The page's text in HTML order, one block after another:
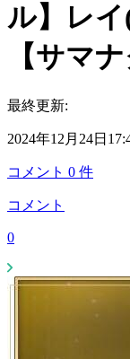
ル】レ
【サマナ
最終更新:
2024年12月24日
コメント 0 件
コメント
0